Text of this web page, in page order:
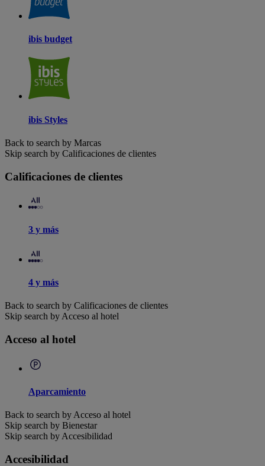
ibis budget
ibis Styles
Back to search by Marcas
Skip search by Calificaciones de clientes
Calificaciones de clientes
3 y más
4 y más
Back to search by Calificaciones de clientes
Skip search by Acceso al hotel
Acceso al hotel
Aparcamiento
Back to search by Acceso al hotel
Skip search by Bienestar
Skip search by Accesibilidad
Accesibilidad